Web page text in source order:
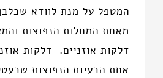
המטפל על מנת לוודא
מאחת המחלות הנפוצות
דלקות אוזניים. דלקות
אחת הבעיות הנפוצות